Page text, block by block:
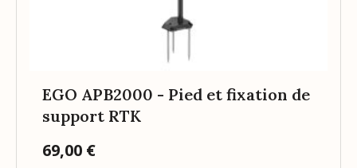
EGO APB2000 - Pied et fixation de
support RTK
Prix
69,00 €